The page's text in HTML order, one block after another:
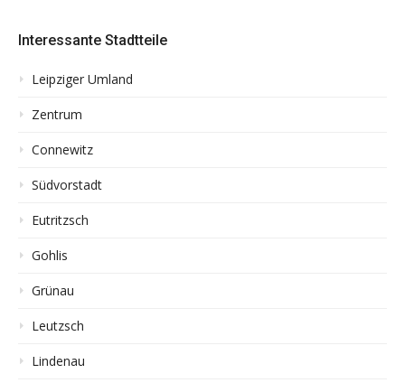
Interessante Stadtteile
Leipziger Umland
Zentrum
Connewitz
Südvorstadt
Eutritzsch
Gohlis
Grünau
Leutzsch
Lindenau